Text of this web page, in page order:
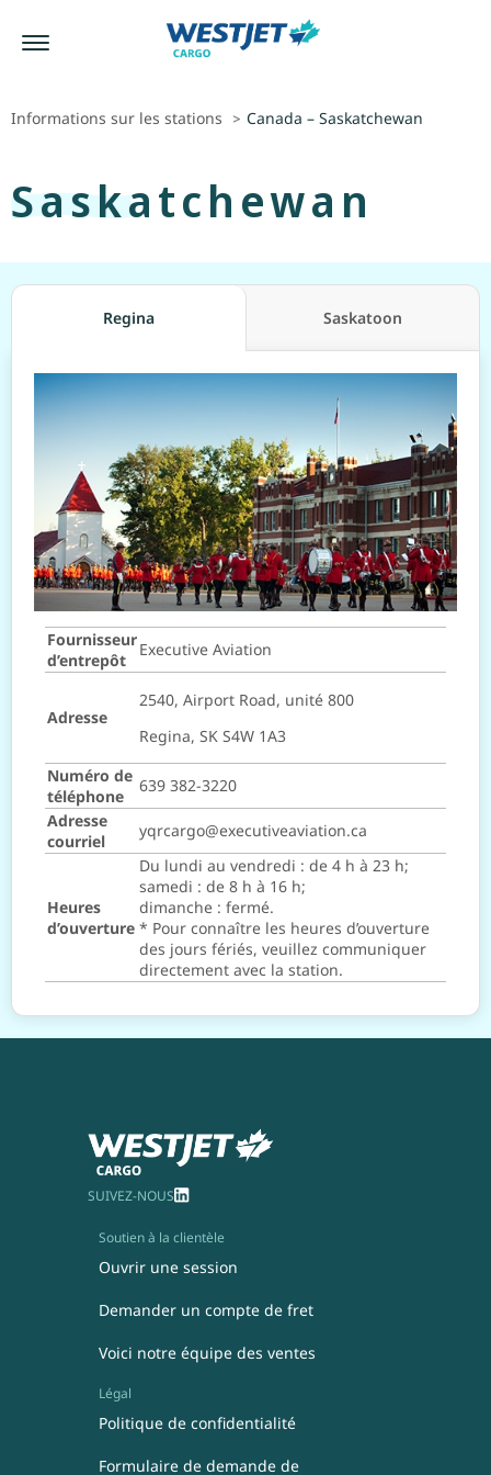
Informations sur les stations > Canada – Saskatchewan
Saskatchewan
Regina Saskatoon
Fournisseur
d’entrepôt
Executive Aviation
Adresse
2540, Airport Road, unité 800
Regina, SK S4W 1A3
Numéro de
téléphone
639 382-3220
Adresse
courriel
yqrcargo@executiveaviation.ca
Heures
d’ouverture
Du lundi au vendredi : de 4 h à 23 h;
samedi : de 8 h à 16 h;
dimanche : fermé.
* Pour connaître les heures d’ouverture
des jours fériés, veuillez communiquer
directement avec la station.
SUIVEZ-NOUS
Soutien à la clientèle
Ouvrir une session
Demander un compte de fret
Voici notre équipe des ventes
Légal
Politique de confidentialité
Formulaire de demande de